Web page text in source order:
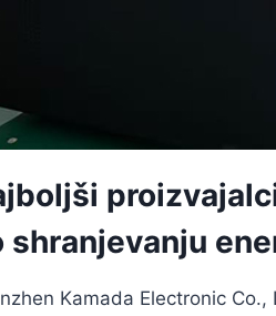
shranjevanju
Kamada Electronic